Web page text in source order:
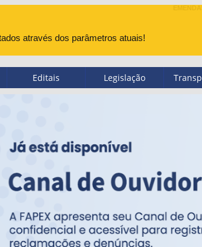
Editais Legislação
através dos parâmetros atuais!